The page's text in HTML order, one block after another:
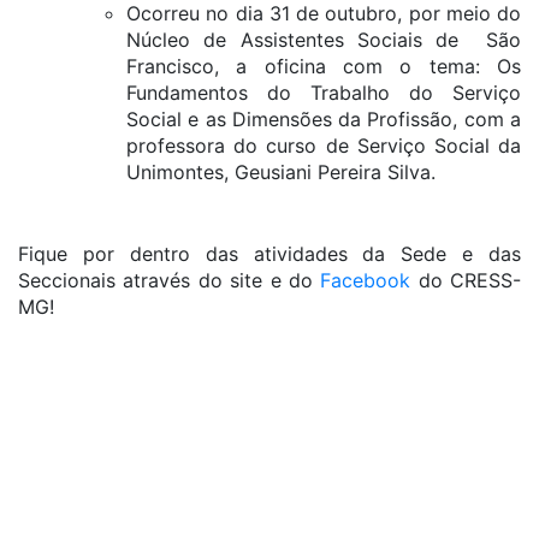
Ocorreu no dia 31 de outubro, por meio do
Núcleo de Assistentes Sociais de São
Francisco, a oficina com o tema: Os
Fundamentos do Trabalho do Serviço
Social e as Dimensões da Profissão, com a
professora do curso de Serviço Social da
Unimontes, Geusiani Pereira Silva.
Fique por dentro das atividades da Sede e das
Seccionais através do site e do Facebook do CRESS-
MG!